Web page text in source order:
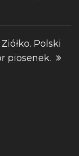
Polski
piosenek.